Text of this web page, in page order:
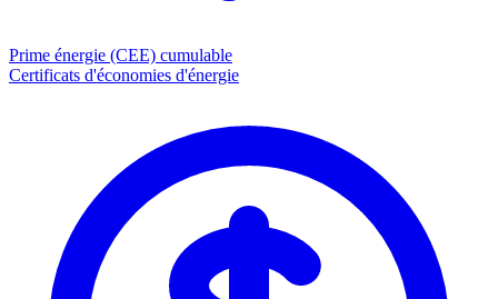
Prime énergie (CEE) cumulable
Certificats d'économies d'énergie